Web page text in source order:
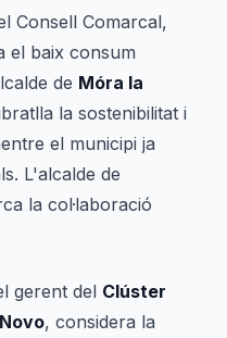
Consell Comarcal,
el baix consum
de Móra la
la sostenibilitat i
el municipi ja
L'alcalde de
la col·laboració
gerent del Clúster
, considera la